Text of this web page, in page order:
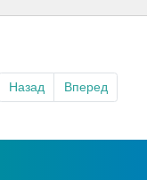
Назад Вперед